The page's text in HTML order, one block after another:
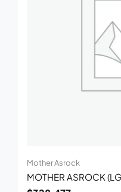
Mother Asrock
MOTHER ASROCK